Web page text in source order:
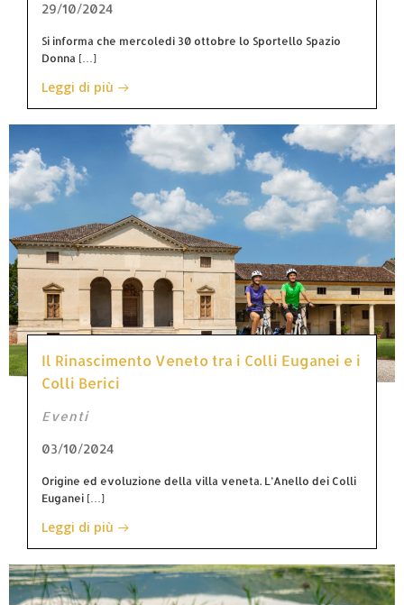
29/10/2024
Si informa che mercoledì 30 ottobre lo Sportello Spazio
Donna […]
Leggi di più
Il Rinascimento Veneto tra i Colli Euganei e i
Colli Berici
Eventi
03/10/2024
Origine ed evoluzione della villa veneta. L’Anello dei Colli
Euganei […]
Leggi di più